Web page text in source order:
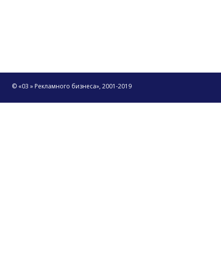
© «03 » Рекламного бизнеса», 2001-2019